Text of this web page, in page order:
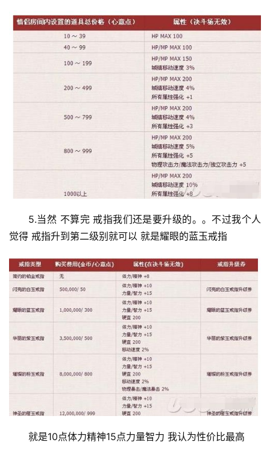
5.当然 不算完 戒指我们还是要升级的。。不过我个人
觉得 戒指升到第二级别就可以 就是耀眼的蓝玉戒指
就是10点体力精神15点力量智力 我认为性价比最高